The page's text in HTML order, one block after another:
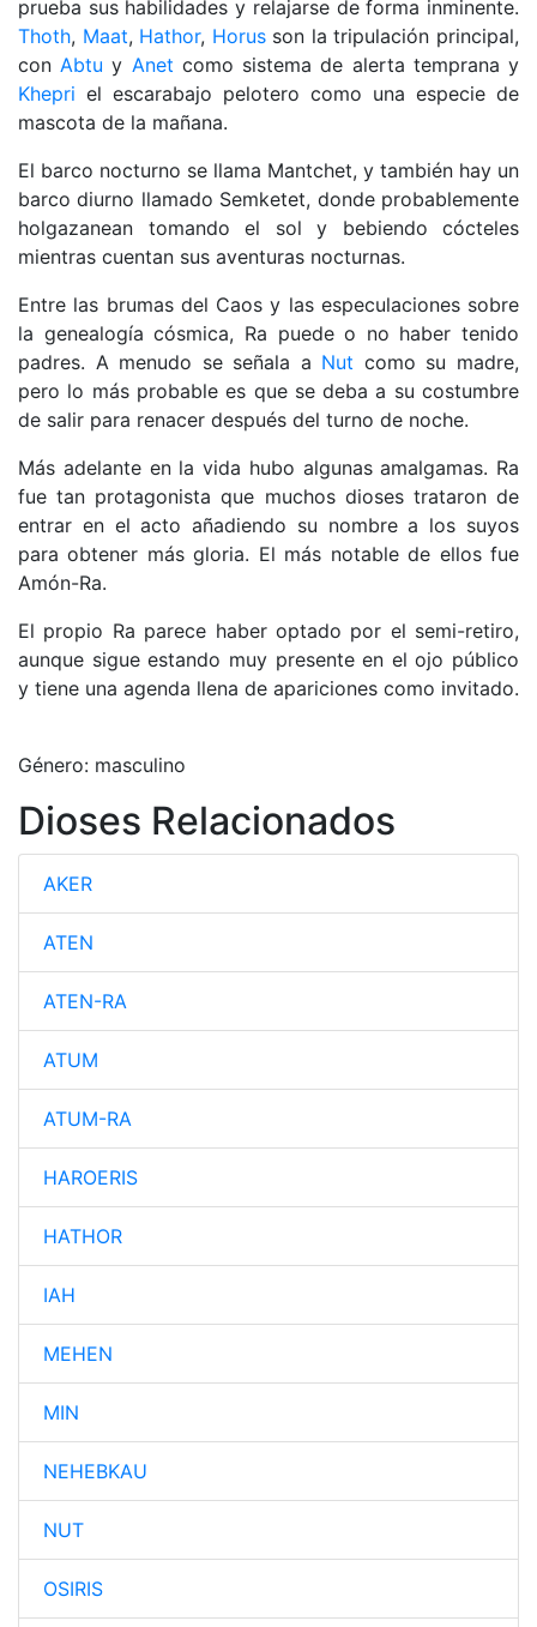
prueba sus habilidades y relajarse de forma inminente.
Thoth, Maat, Hathor, Horusson la tripulación principal,
conAbtu y Anet como sistema de alerta temprana y
Khepri el escarabajo pelotero como una especie de
mascota de la mañana.
El barco nocturno se llama Mantchet, y también hay un
barco diurno llamado Semketet, donde probablemente
holgazanean tomando el sol y bebiendo cócteles
mientras cuentan sus aventuras nocturnas.
Entre las brumas del Caos y las especulaciones sobre
la genealogía cósmica, Ra puede o no haber tenido
padres. A menudo se señala a Nut como su madre,
pero lo más probable es que se deba a su costumbre
de salir para renacer después del turno de noche.
Más adelante en la vida hubo algunas amalgamas. Ra
fue tan protagonista que muchos dioses trataron de
entrar en el acto añadiendo su nombre a los suyos
para obtener más gloria. El más notable de ellos fue
Amón-Ra.
El propio Ra parece haber optado por el semi-retiro,
aunque sigue estando muy presente en el ojo público
y tiene una agenda llena de apariciones como invitado.
Género: masculino
Dioses Relacionados
AKER
ATEN
ATEN-RA
ATUM
ATUM-RA
HAROERIS
HATHOR
IAH
MEHEN
MIN
NEHEBKAU
NUT
OSIRIS